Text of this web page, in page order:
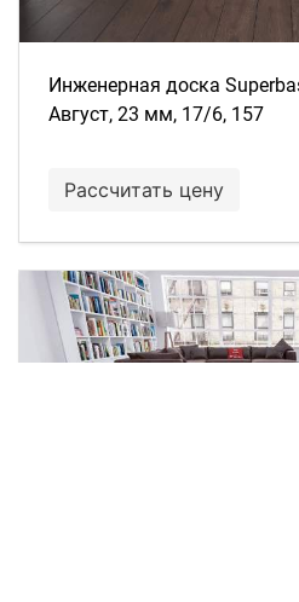
Инженерная доска
Август, 23 мм, 17/6, 157
Рассчитать цену